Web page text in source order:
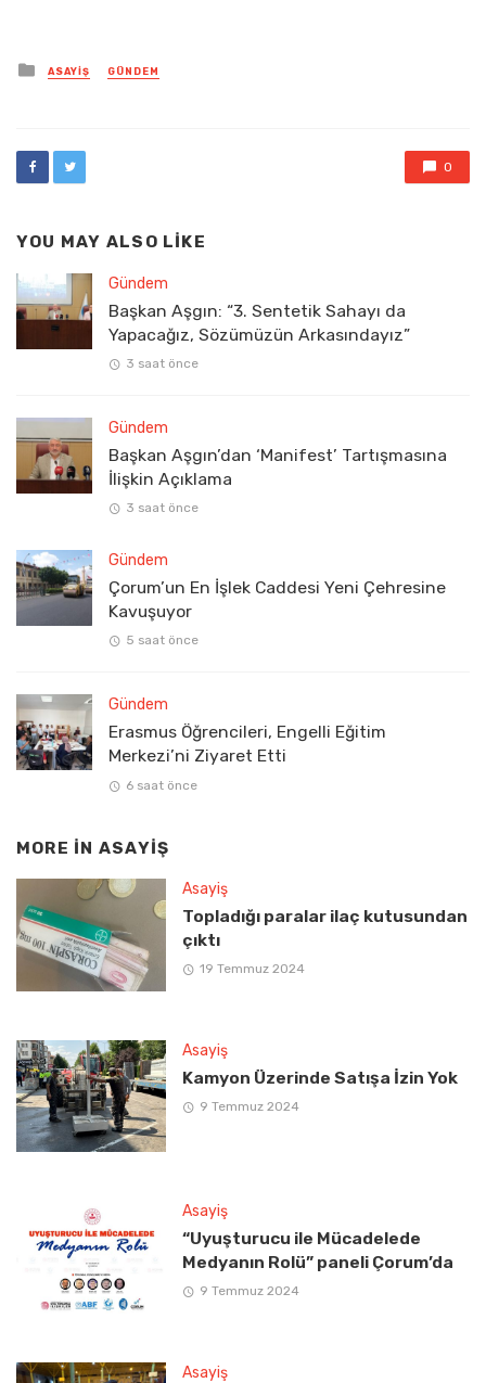
Posted
in
ASAYIŞ GÜNDEM
0
YOU MAY ALSO LIKE
Gündem
Başkan Aşgın: “3. Sentetik Sahayı da
Yapacağız, Sözümüzün Arkasındayız”
3 saat önce
Gündem
Başkan Aşgın’dan ‘Manifest’ Tartışmasına
İlişkin Açıklama
3 saat önce
Gündem
Çorum’un En İşlek Caddesi Yeni Çehresine
Kavuşuyor
5 saat önce
Gündem
Erasmus Öğrencileri, Engelli Eğitim
Merkezi’ni Ziyaret Etti
6 saat önce
MORE IN ASAYIŞ
Asayiş
Topladığı paralar ilaç kutusundan
çıktı
19 Temmuz 2024
Asayiş
Kamyon Üzerinde Satışa İzin Yok
9 Temmuz 2024
Asayiş
“Uyuşturucu ile Mücadelede
Medyanın Rolü” paneli Çorum’da
9 Temmuz 2024
Asayiş